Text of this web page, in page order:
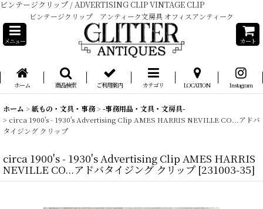
ビンテージクリップ / ADVERTISING CLIP VINTAGE CLIP
ビンテージクリップ アンティーク文房具 オフィスアンティーク
メニュー カート
ホーム 商品検索 ご利用案内 カテゴリ LOCATION Instagram
ホーム > 紙もの・文具・事務> -事務用品・文具・文房具-
> circa 1900's - 1930's Advertising Clip AMES HARRIS NEVILLE CO...アドバ
タイジング クリップ
circa 1900's - 1930's Advertising Clip AMES HARRIS
NEVILLE CO...アドバタイジング クリップ [231003-35]